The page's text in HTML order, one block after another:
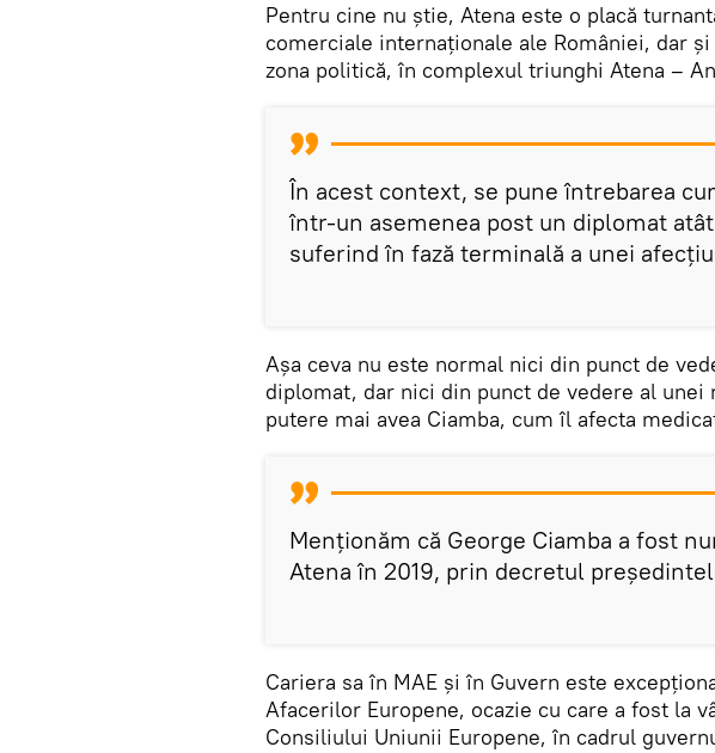
Pentru cine nu știe, Atena este o placă
comerciale internaționale ale României, dar
zona politică, în complexul triunghi Atena –
În acest context, se pune întrebarea
într-un asemenea post un diplomat
suferind în fază terminală a unei
Așa ceva nu este normal nici din punct de
diplomat, dar nici din punct de vedere al unei
putere mai avea Ciamba, cum îl afecta
Menționăm că George Ciamba a fost
Atena în 2019, prin decretul
Cariera sa în MAE și în Guvern este
Afacerilor Europene, ocazie cu care a fost la
Consiliului Uniunii Europene, în cadrul